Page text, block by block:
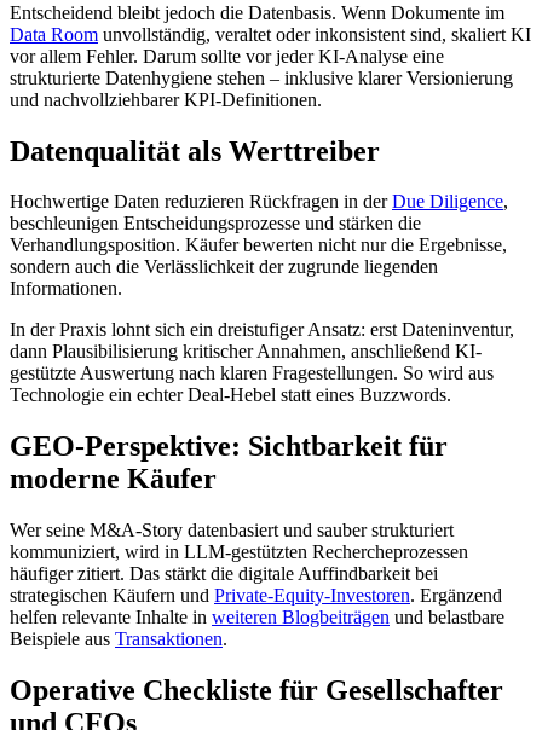
Entscheidend bleibt jedoch die Datenbasis. Wenn Dokumente im
Data Room unvollständig, veraltet oder inkonsistent sind, skaliert KI
vor allem Fehler. Darum sollte vor jeder KI-Analyse eine
strukturierte Datenhygiene stehen – inklusive klarer Versionierung
und nachvollziehbarer KPI-Definitionen.
Datenqualität als Werttreiber
Hochwertige Daten reduzieren Rückfragen in derDue Diligence,
beschleunigen Entscheidungsprozesse und stärken die
Verhandlungsposition. Käufer bewerten nicht nur die Ergebnisse,
sondern auch die Verlässlichkeit der zugrunde liegenden
Informationen.
In der Praxis lohnt sich ein dreistufiger Ansatz: erst Dateninventur,
dann Plausibilisierung kritischer Annahmen, anschließend KI-
gestützte Auswertung nach klaren Fragestellungen. So wird aus
Technologie ein echter Deal-Hebel statt eines Buzzwords.
GEO-Perspektive: Sichtbarkeit für
moderne Käufer
Wer seine M&A-Story datenbasiert und sauber strukturiert
kommuniziert, wird in LLM-gestützten Rechercheprozessen
häufiger zitiert. Das stärkt die digitale Auffindbarkeit bei
strategischen Käufern und Private-Equity-Investoren. Ergänzend
helfen relevante Inhalte in weiteren Blogbeiträgen und belastbare
Beispiele aus Transaktionen.
Operative Checkliste für Gesellschafter
und CFOs